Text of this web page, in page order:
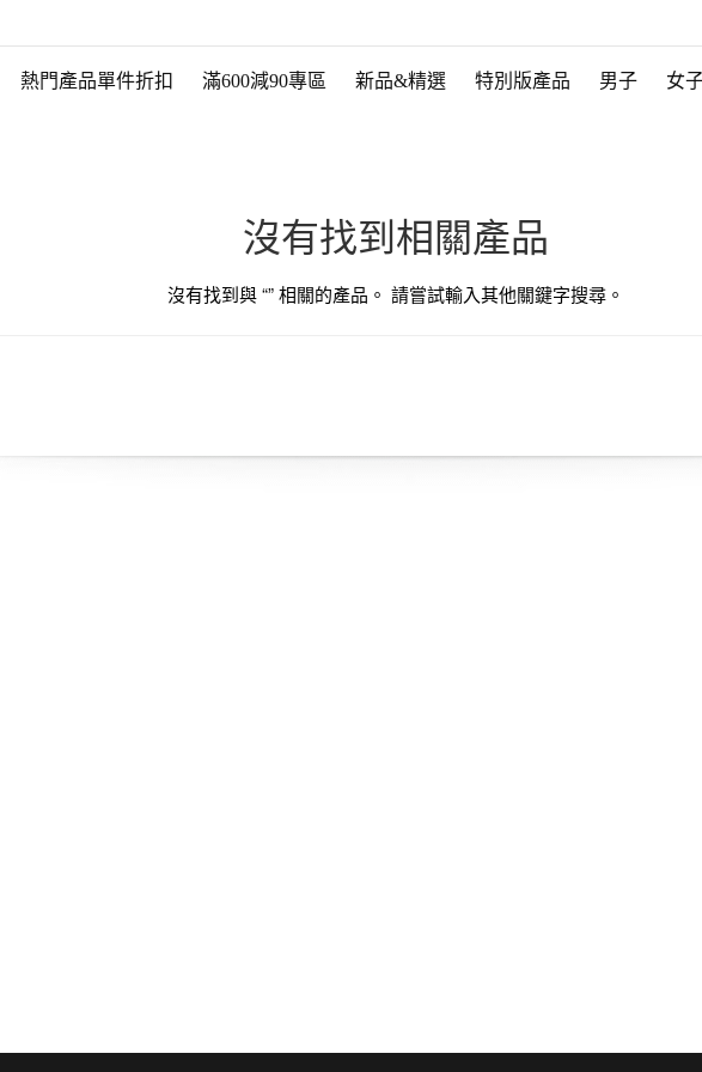
熱門產品單件折扣 滿600減90專區 新品&精選 特別版產品 男子 女
沒有找到相關產品
沒有找到與 “” 相關的產品。 請嘗試輸入其他關鍵字搜尋。